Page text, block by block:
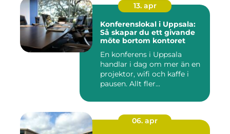
13. apr
Konferenslokal i Uppsala:
Så skapar du ett givande
möte bortom kontoret
En konferens i Uppsala
handlar i dag om mer än en
projektor, wifi och kaffe i
pausen. Allt fler...
06. apr